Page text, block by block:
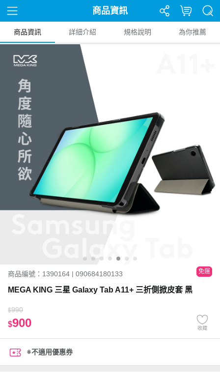
商品資訊
商品資訊 詳細介紹 規格說明 為你推薦
商品編號：1390164 | 090684180133 免運
MEGA KING 三星 Galaxy Tab A11+ 三折側掀皮套 黑
$990
$900 收藏
※不適用優惠券